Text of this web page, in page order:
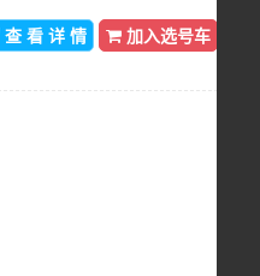
查 看 详 情
加入选号车